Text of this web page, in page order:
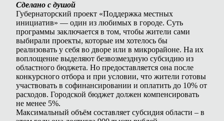
Сделано с душой
Губернаторский проект «Поддержка местных
инициатив» — один из любимых в городе. Суть
программы заключается в том, чтобы жители сами
выбирали проекты, которые им хотелось бы
реализовать у себя во дворе или в микрорайоне. На их
воплощение выделяют безвозмездную субсидию из
областного бюджета. Но предоставляется она после
конкурсного отбора и при условии, что жители готовы
участвовать в софинансировании и оплатить до 10% от
расходов. Городской бюджет должен компенсировать
не менее 5%.
Максимальный объём составляет субсидия области – в